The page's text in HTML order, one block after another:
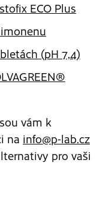
ECO Plus
(pH 7,4)
vám k
na info@p-lab.cz
pro vaši